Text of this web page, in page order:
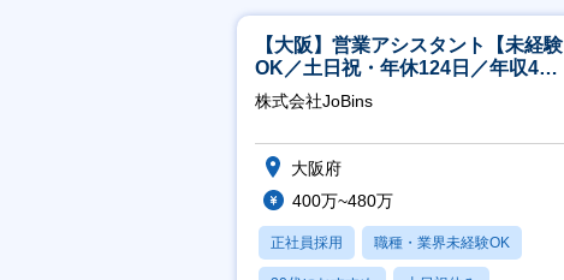
【大阪】営業アシスタント【未経験
OK／土日祝・年休124日／年収400
万～／転勤なし】
株式会社JoBins
大阪府
400万~480万
正社員採用 職種・業界未経験OK